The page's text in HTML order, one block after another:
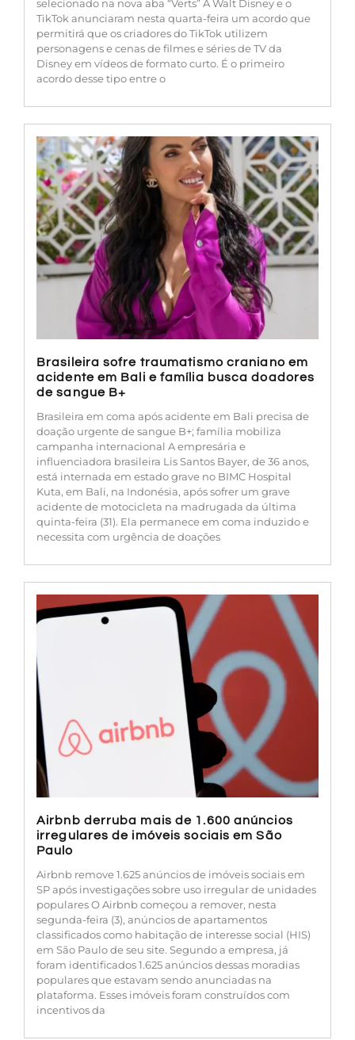
selecionado na nova aba “Verts” A Walt Disney e o
TikTok anunciaram nesta quarta-feira um acordo que
permitirá que os criadores do TikTok utilizem
personagens e cenas de filmes e séries de TV da
Disney em vídeos de formato curto. É o primeiro
acordo desse tipo entre o
Brasileira sofre traumatismo craniano em
acidente em Bali e família busca doadores
de sangue B+
Brasileira em coma após acidente em Bali precisa de
doação urgente de sangue B+; família mobiliza
campanha internacional A empresária e
influenciadora brasileira Lis Santos Bayer, de 36 anos,
está internada em estado grave no BIMC Hospital
Kuta, em Bali, na Indonésia, após sofrer um grave
acidente de motocicleta na madrugada da última
quinta-feira (31). Ela permanece em coma induzido e
necessita com urgência de doações
Airbnb derruba mais de 1.600 anúncios
irregulares de imóveis sociais em São
Paulo
Airbnb remove 1.625 anúncios de imóveis sociais em
SP após investigações sobre uso irregular de unidades
populares O Airbnb começou a remover, nesta
segunda-feira (3), anúncios de apartamentos
classificados como habitação de interesse social (HIS)
em São Paulo de seu site. Segundo a empresa, já
foram identificados 1.625 anúncios dessas moradias
populares que estavam sendo anunciadas na
plataforma. Esses imóveis foram construídos com
incentivos da